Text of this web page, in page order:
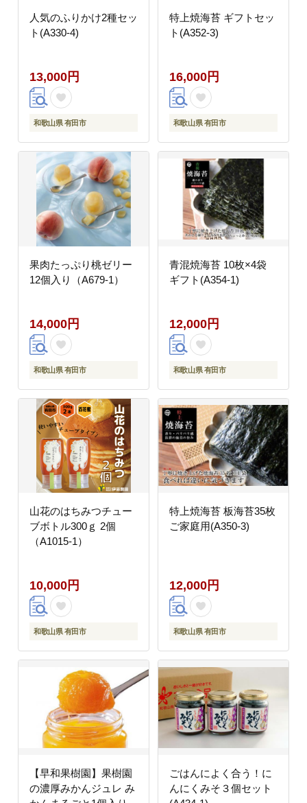
人気のふりかけ2種セッ
ト(A330-4)
13,000円
和歌山県 有田市
特上焼海苔 ギフトセッ
ト(A352-3)
16,000円
和歌山県 有田市
果肉たっぷり桃ゼリー
12個入り（A679-1）
14,000円
和歌山県 有田市
青混焼海苔 10枚×4袋
ギフト(A354-1)
12,000円
和歌山県 有田市
山花のはちみつチュー
ブボトル300ｇ 2個
（A1015-1）
10,000円
和歌山県 有田市
特上焼海苔 板海苔35枚
ご家庭用(A350-3)
12,000円
和歌山県 有田市
【早和果樹園】果樹園
の濃厚みかんジュレ み
ごはんによく合う！に
んにくみそ３個セット